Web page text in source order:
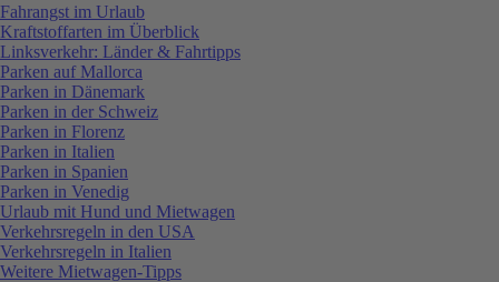
Fahrangst im Urlaub
Kraftstoffarten im Überblick
Linksverkehr: Länder & Fahrtipps
Parken auf Mallorca
Parken in Dänemark
Parken in der Schweiz
Parken in Florenz
Parken in Italien
Parken in Spanien
Parken in Venedig
Urlaub mit Hund und Mietwagen
Verkehrsregeln in den USA
Verkehrsregeln in Italien
Weitere Mietwagen-Tipps